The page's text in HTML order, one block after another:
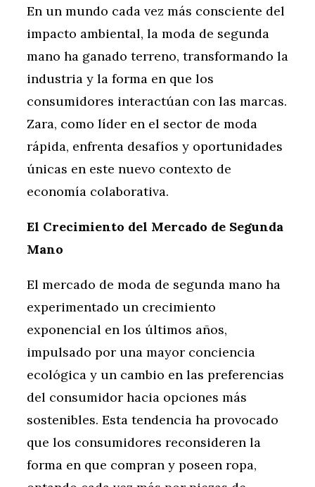
En un mundo cada vez más consciente del
impacto ambiental, la moda de segunda
mano ha ganado terreno, transformando la
industria y la forma en que los
consumidores interactúan con las marcas.
Zara, como líder en el sector de moda
rápida, enfrenta desafíos y oportunidades
únicas en este nuevo contexto de
economía colaborativa.
El Crecimiento del Mercado de Segunda
Mano
El mercado de moda de segunda mano ha
experimentado un crecimiento
exponencial en los últimos años,
impulsado por una mayor conciencia
ecológica y un cambio en las preferencias
del consumidor hacia opciones más
sostenibles. Esta tendencia ha provocado
que los consumidores reconsideren la
forma en que compran y poseen ropa,